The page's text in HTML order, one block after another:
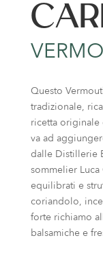
Questo
tradizionale,
ricetta originale
va ad
dalle Distillerie
sommelier Luca
equilibrati e
coriandolo,
forte richiamo
balsamiche e